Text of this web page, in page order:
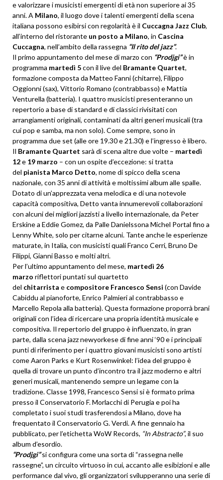
e valorizzare i musicisti emergenti di età non superiore ai 35
anni. A Milano, il luogo dove i talenti emergenti della scena
italiana possono esibirsi con regolarità è il Cuccagna Jazz Club,
all’interno del ristorante un posto a Milano, in Cascina
Cuccagna, nell’ambito della rassegna “Il rito del jazz”.
Il primo appuntamento del mese di marzo con “Prodjgi”è in
programma martedì 5con il live del Bramante Quartet,
formazione composta da Matteo Fanni (chitarre), Filippo
Oggionni (sax), Vittorio Romano (contrabbasso) e Mattia
Venturella (batteria). I quattro musicisti presenteranno un
repertorio a base di standard e di classici rivisitati con
arrangiamenti originali, contaminati da altri generi musicali (tra
cui pop e samba, ma non solo). Come sempre, sono in
programma due set (alle ore 19.30 e 21.30) e l’ingresso è libero.
Il Bramante Quartet sarà di scena altre due volte – martedì
12e 19 marzo – con un ospite d’eccezione: si tratta
del pianista Marco Detto, nome di spicco della scena
nazionale, con 35 anni di attività e moltissimi album alle spalle.
Dotato di un’apprezzata vena melodica e di una notevole
capacità compositiva, Detto vanta innumerevoli collaborazioni
con alcuni dei migliori jazzisti a livello internazionale, da Peter
Erskine a Eddie Gomez, da Palle Danielssona Michel Portal fino a
Lenny White, solo per citarne alcuni. Tante anche le esperienze
maturate, in Italia, con musicisti quali Franco Cerri, Bruno De
Filippi, Gianni Basso e molti altri.
Per l’ultimo appuntamento del mese, martedì 26
marzo riflettori puntati sul quartetto
del chitarrista e compositore Francesco Sensi (con Davide
Cabiddu al pianoforte, Enrico Palmieri al contrabbasso e
Marcello Repola alla batteria). Questa formazione proporrà brani
originali con l’idea di ricercare una propria identità musicale e
compositiva. Il repertorio del gruppo è influenzato, in gran
parte, dalla scena jazz newyorkese di fine anni ‘90 e i principali
punti di riferimento per i quattro giovani musicisti sono artisti
come Aaron Parks e Kurt Rosenwinkel: l’idea del gruppo è
quella di trovare un punto d’incontro tra il jazz moderno e altri
generi musicali, mantenendo sempre un legame con la
tradizione. Classe 1998, Francesco Sensi si è formato prima
presso il Conservatorio F. Morlacchi di Perugia e poi ha
completato i suoi studi trasferendosi a Milano, dove ha
frequentato il Conservatorio G. Verdi. A fine gennaio ha
pubblicato, per l’etichetta WoW Records, “In Abstracto”, il suo
album d’esordio.
“Prodjgi”si configura come una sorta di “rassegna nelle
rassegne”, un circuito virtuoso in cui, accanto alle esibizioni e alle
performance dal vivo, gli organizzatori svilupperanno una serie di